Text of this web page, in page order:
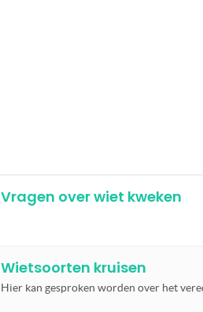
Vragen over wiet kweken
Wietsoorten kruisen
Hier kan gesproken worden over het